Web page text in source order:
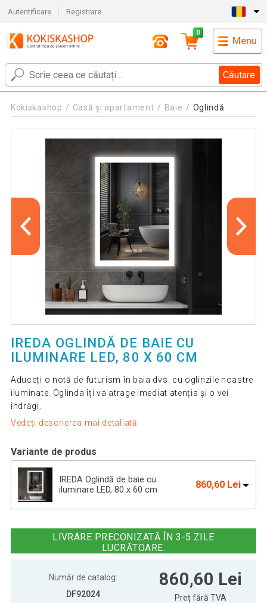
Autentificare Registrare
Căutare
0
Menu
Kokiskashop Casă și apartament Baie Oglindă
IREDA OGLINDĂ DE BAIE CU
ILUMINARE LED, 80 X 60 CM
Aduceți o notă de futurism în baia dvs. cu oglinzile noastre
iluminate. Oglinda îți va atrage imediat atenția și o vei
îndrăgi.
Vedeți descrierea mai detaliată
Variante de produs
IREDA Oglindă de baie cu
iluminare LED, 80 x 60 cm
860,60 Lei
80x60cm, difuzor
985,00 Lei
LIVRARE PRECONIZATĂ ÎN 3-5 ZILE
LUCRĂTOARE.
Număr de catalog:
DF92024
860,60 Lei
Preț fără TVA